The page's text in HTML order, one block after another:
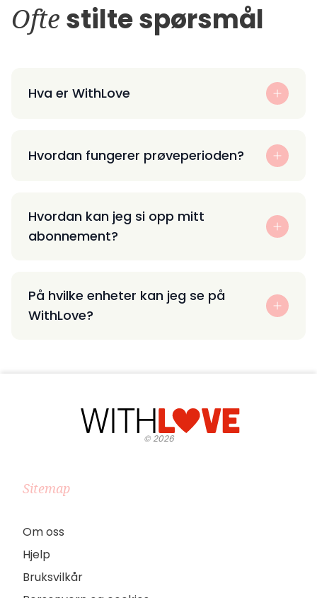
Ofte stilte spørsmål
Hva er WithLove
Hvordan fungerer prøveperioden?
Hvordan kan jeg si opp mitt
abonnement?
På hvilke enheter kan jeg se på
WithLove?
©2026
Sitemap
Om oss
Hjelp
Bruksvilkår